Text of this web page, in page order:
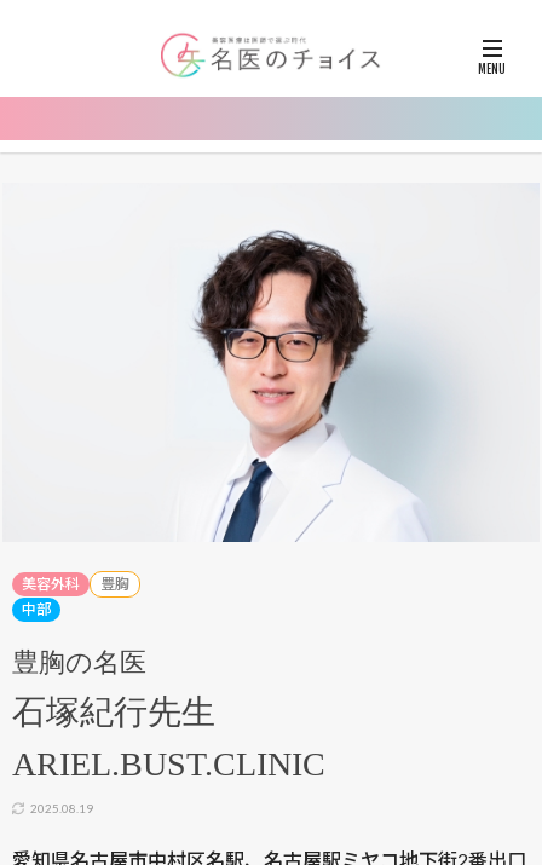
美容外科
豊胸
中部
豊胸の名医
石塚紀行先生
ARIEL.BUST.CLINIC
2025.08.19
愛知県名古屋市中村区名駅、名古屋駅ミヤコ地下街2番出口